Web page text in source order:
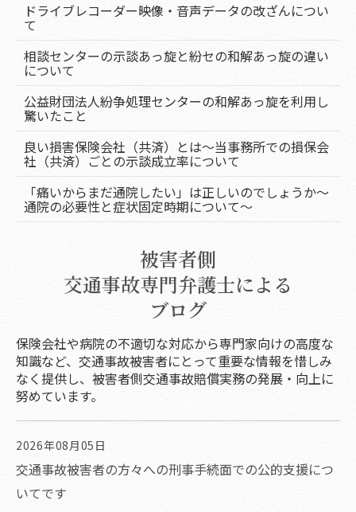
ドライブレコーダー映像・音声データの改ざんについ
て
相談センターの示談あっ旋と紛セの和解あっ旋の違い
について
公益財団法人紛争処理センターの和解あっ旋を利用し
驚いたこと
良い損害保険会社（共済）とは～当事務所での損保会
社（共済）ごとの示談成立率について
「痛いからまだ通院したい」は正しいのでしょうか～
通院の必要性と症状固定時期について～
被害者側
交通事故専門弁護士による
ブログ
保険会社や病院の不適切な対応から専門家向けの高度な
知識など、交通事故被害者にとって重要な情報を惜しみ
なく提供し、被害者側交通事故賠償実務の発展・向上に
努めています。
2026年08月05日
交通事故被害者の方々への刑事手続面での公的支援につ
いてです